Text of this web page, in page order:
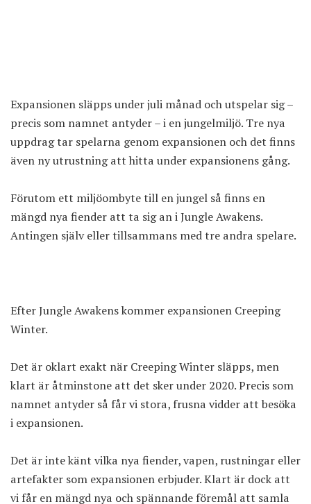
Expansionen släpps under juli månad och utspelar sig –
precis som namnet antyder – i en jungelmiljö. Tre nya
uppdrag tar spelarna genom expansionen och det finns
även ny utrustning att hitta under expansionens gång.
Förutom ett miljöombyte till en jungel så finns en
mängd nya fiender att ta sig an i Jungle Awakens.
Antingen själv eller tillsammans med tre andra spelare.
Efter Jungle Awakens kommer expansionen Creeping
Winter.
Det är oklart exakt när Creeping Winter släpps, men
klart är åtminstone att det sker under 2020. Precis som
namnet antyder så får vi stora, frusna vidder att besöka
i expansionen.
Det är inte känt vilka nya fiender, vapen, rustningar eller
artefakter som expansionen erbjuder. Klart är dock att
vi får en mängd nya och spännande föremål att samla